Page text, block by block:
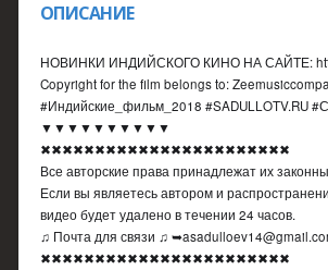
ОПИСАНИЕ
НОВИНКИ ИНДИЙСКОГО КИНО НА САЙТЕ:
Copyright for the film belongs to:
#Индийские_фильм_2018 #SADULLOTV.RU
▼▼▼▼▼▼▼▼▼▼
✖✖✖✖✖✖✖✖✖✖✖✖✖✖✖✖✖✖✖✖✖✖✖
Все авторские права принадлежат их
Если вы являетесь автором и
видео будет удалено в течении 24 часов.
♫ Почта для связи ♫
✖✖✖✖✖✖✖✖✖✖✖✖✖✖✖✖✖✖✖✖✖✖✖